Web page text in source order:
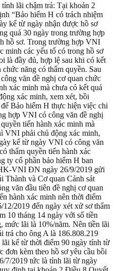
lãi chậm trả: Tại khoản 2
“Bảo hiểm H có trách nhiệm
kể từ ngày nhận được hồ sơ
quá 30 ngày trong trường hợp
hồ sơ. Trong trường hợp VNI
minh các yếu tố có trong hồ sơ
là đầy đủ, hợp lệ sau khi có kết
năng có thẩm quyền. Sau
văn đề nghị cơ quan chức
xác minh mà chưa có kết quả
xác minh, xem xét, bồi
Bảo hiểm H thực hiện việc chi
hợp VNI có công văn đề nghị
tiến hành xác minh mà
VNI phải chủ động xác minh,
kể từ ngày VNI có công văn
thẩm quyền tiến hành xác
ty cổ phần bảo hiểm H ban
VNI ĐN ngày 26/9/2019 gửi
Thành và Cơ quan Cảnh sát
văn đầu tiên đề nghị cơ quan
hành xác minh nên thời điểm
2019 đến ngày xét xử sơ thẩm
10 tháng 14 ngày với số tiền
mức lãi là 10%/năm. Nên tiền lãi
trả cho ông A là 186.808.219
kể từ thời điểm 90 ngày tính từ
đơn kèm theo hồ sơ yêu cầu bồi
7/2019 tức là tính lãi từ ngày